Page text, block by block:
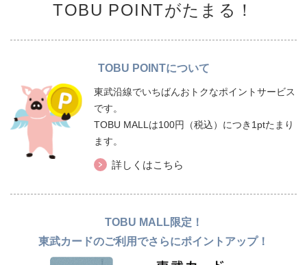
TOBU POINTがたまる！
TOBU POINTについて
東武沿線でいちばんおトクなポイントサービス
です。
TOBU MALLは100円（税込）につき1ptたまり
ます。
詳しくはこちら
TOBU MALL限定！
東武カードのご利用でさらにポイントアップ！